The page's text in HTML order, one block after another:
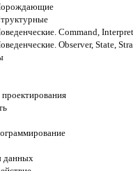
Command,
Observer, State,
данных